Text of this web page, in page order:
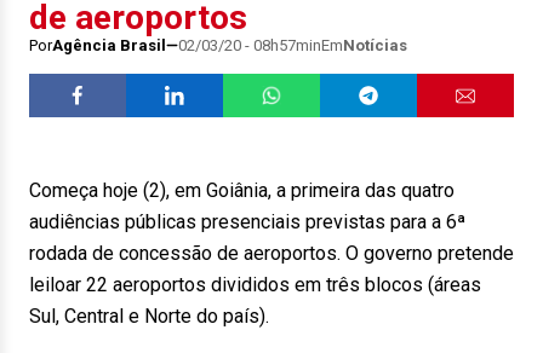
de aeroportos
PorAgência Brasil 02/03/20 - 08h57minEmNotícias
Começa hoje (2), em Goiânia, a primeira das quatro
audiências públicas presenciais previstas para a 6ª
rodada de concessão de aeroportos. O governo pretende
leiloar 22 aeroportos divididos em três blocos (áreas
Sul, Central e Norte do país).